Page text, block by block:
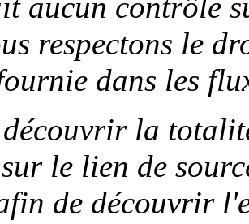
aucun contrôle
respectons le
dans les
la
le lien de
de découvrir